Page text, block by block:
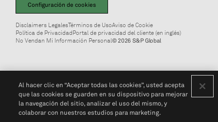
Configuración de cookies
Disclaimers LegalesTérminos de UsoAviso de Cookie
Política de PrivacidadPortal de privacidad del cliente (en inglés)
No Vendan Mi Información Personal© 2026 S&P Global
Al hacer clic en “Aceptar todas las cookies”, usted acepta
que las cookies se guarden en su dispositivo para mejorar
la navegación del sitio, analizar el uso del mismo, y
colaborar con nuestros estudios para marketing.